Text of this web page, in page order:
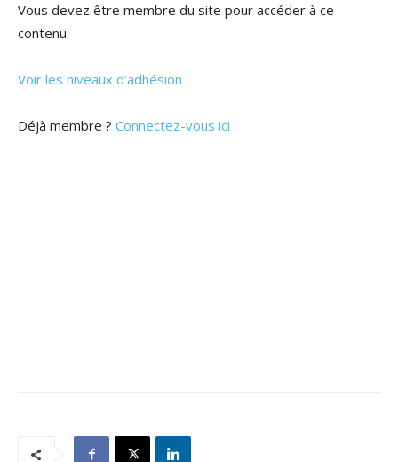
Vous devez être membre du site pour accéder à ce
contenu.
Voir les niveaux d’adhésion
Déjà membre ? Connectez-vous ici